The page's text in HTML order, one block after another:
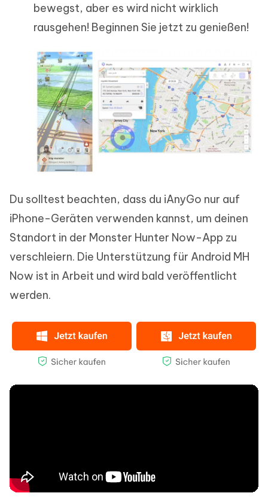
bewegst, aber es wird nicht wirklich
rausgehen! Beginnen Sie jetzt zu genießen!
Du solltest beachten, dass du iAnyGo nur auf
iPhone-Geräten verwenden kannst, um deinen
Standort in der Monster Hunter Now-App zu
verschleiern. Die Unterstützung für Android MH
Now ist in Arbeit und wird bald veröffentlicht
werden.